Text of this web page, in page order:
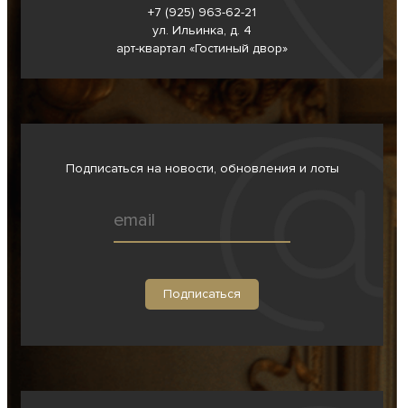
+7 (925) 963-62-21
ул. Ильинка, д. 4
арт-квартал «Гостиный двор»
Подписаться на новости, обновления и лоты